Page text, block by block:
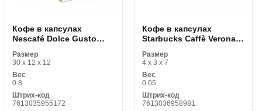
Кофе в капсулах
Nescafé Dolce Gusto
Размер
30 x 12 x 12
Вес
0.8
Штрих-код
7613035955172
Кофе в капсулах
Starbucks Caffè Verona
Размер
4 x 3 x 7
Вес
0.05
Штрих-код
7613036958981